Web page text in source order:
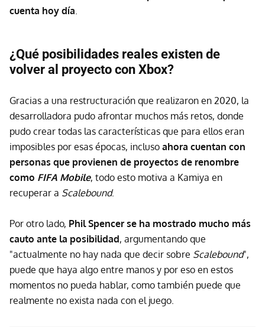
cuenta hoy día
¿Qué posibilidades reales existen de
volver al proyecto con Xbox?
Gracias a una restructuración que realizaron en 2020, la
desarrolladora pudo afrontar muchos más retos, donde
pudo crear todas las características que para ellos eran
imposibles por esas épocas, incluso ahora cuentan con
personas que provienen de proyectos de renombre
como FIFA Mobile, todo esto motiva a Kamiya en
recuperar a Scalebound.
Por otro lado, Phil Spencer se ha mostrado mucho más
cauto ante la posibilidad, argumentando que
"actualmente no hay nada que decir sobre Scalebound",
puede que haya algo entre manos y por eso en estos
momentos no pueda hablar, como también puede que
realmente no exista nada con el juego.